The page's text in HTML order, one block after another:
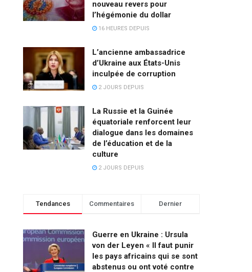
nouveau revers pour
l’hégémonie du dollar
16 HEURES DEPUIS
L’ancienne ambassadrice
d’Ukraine aux États-Unis
inculpée de corruption
2 JOURS DEPUIS
La Russie et la Guinée
équatoriale renforcent leur
dialogue dans les domaines
de l’éducation et de la
culture
2 JOURS DEPUIS
Tendances Commentaires Dernier
Guerre en Ukraine : Ursula
von der Leyen « Il faut punir
les pays africains qui se sont
abstenus ou ont voté contre